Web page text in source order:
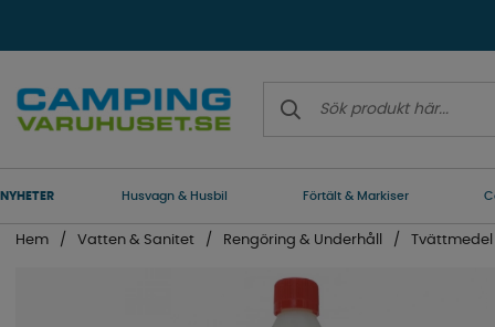
NYHETER Husvagn & Husbil Förtält & Markiser
Hem Vatten & Sanitet Rengöring & Underhåll Tvättmedel